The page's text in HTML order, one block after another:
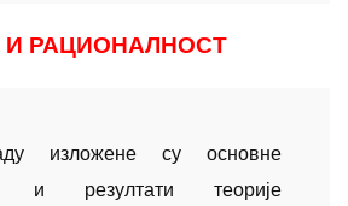
РАЦИОНАЛНОСТ
изложене су основне
и резултати теорије